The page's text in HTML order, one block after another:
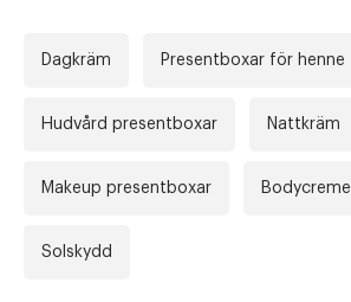
Dagkräm Presentboxar för henne
Hudvård presentboxar Nattkräm
Makeup presentboxar Bodycreme
Solskydd